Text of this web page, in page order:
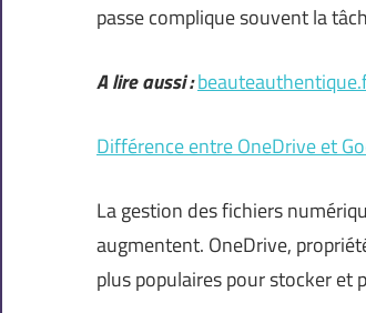
passe complique souvent la
A lire aussi :
Différence entre OneDrive et
La gestion des fichiers
augmentent. OneDrive,
plus populaires pour stocker et